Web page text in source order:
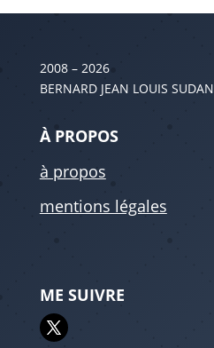
2008 – 2026
BERNARD JEAN LOUIS SUDAN
À PROPOS
à propos
mentions légales
ME SUIVRE